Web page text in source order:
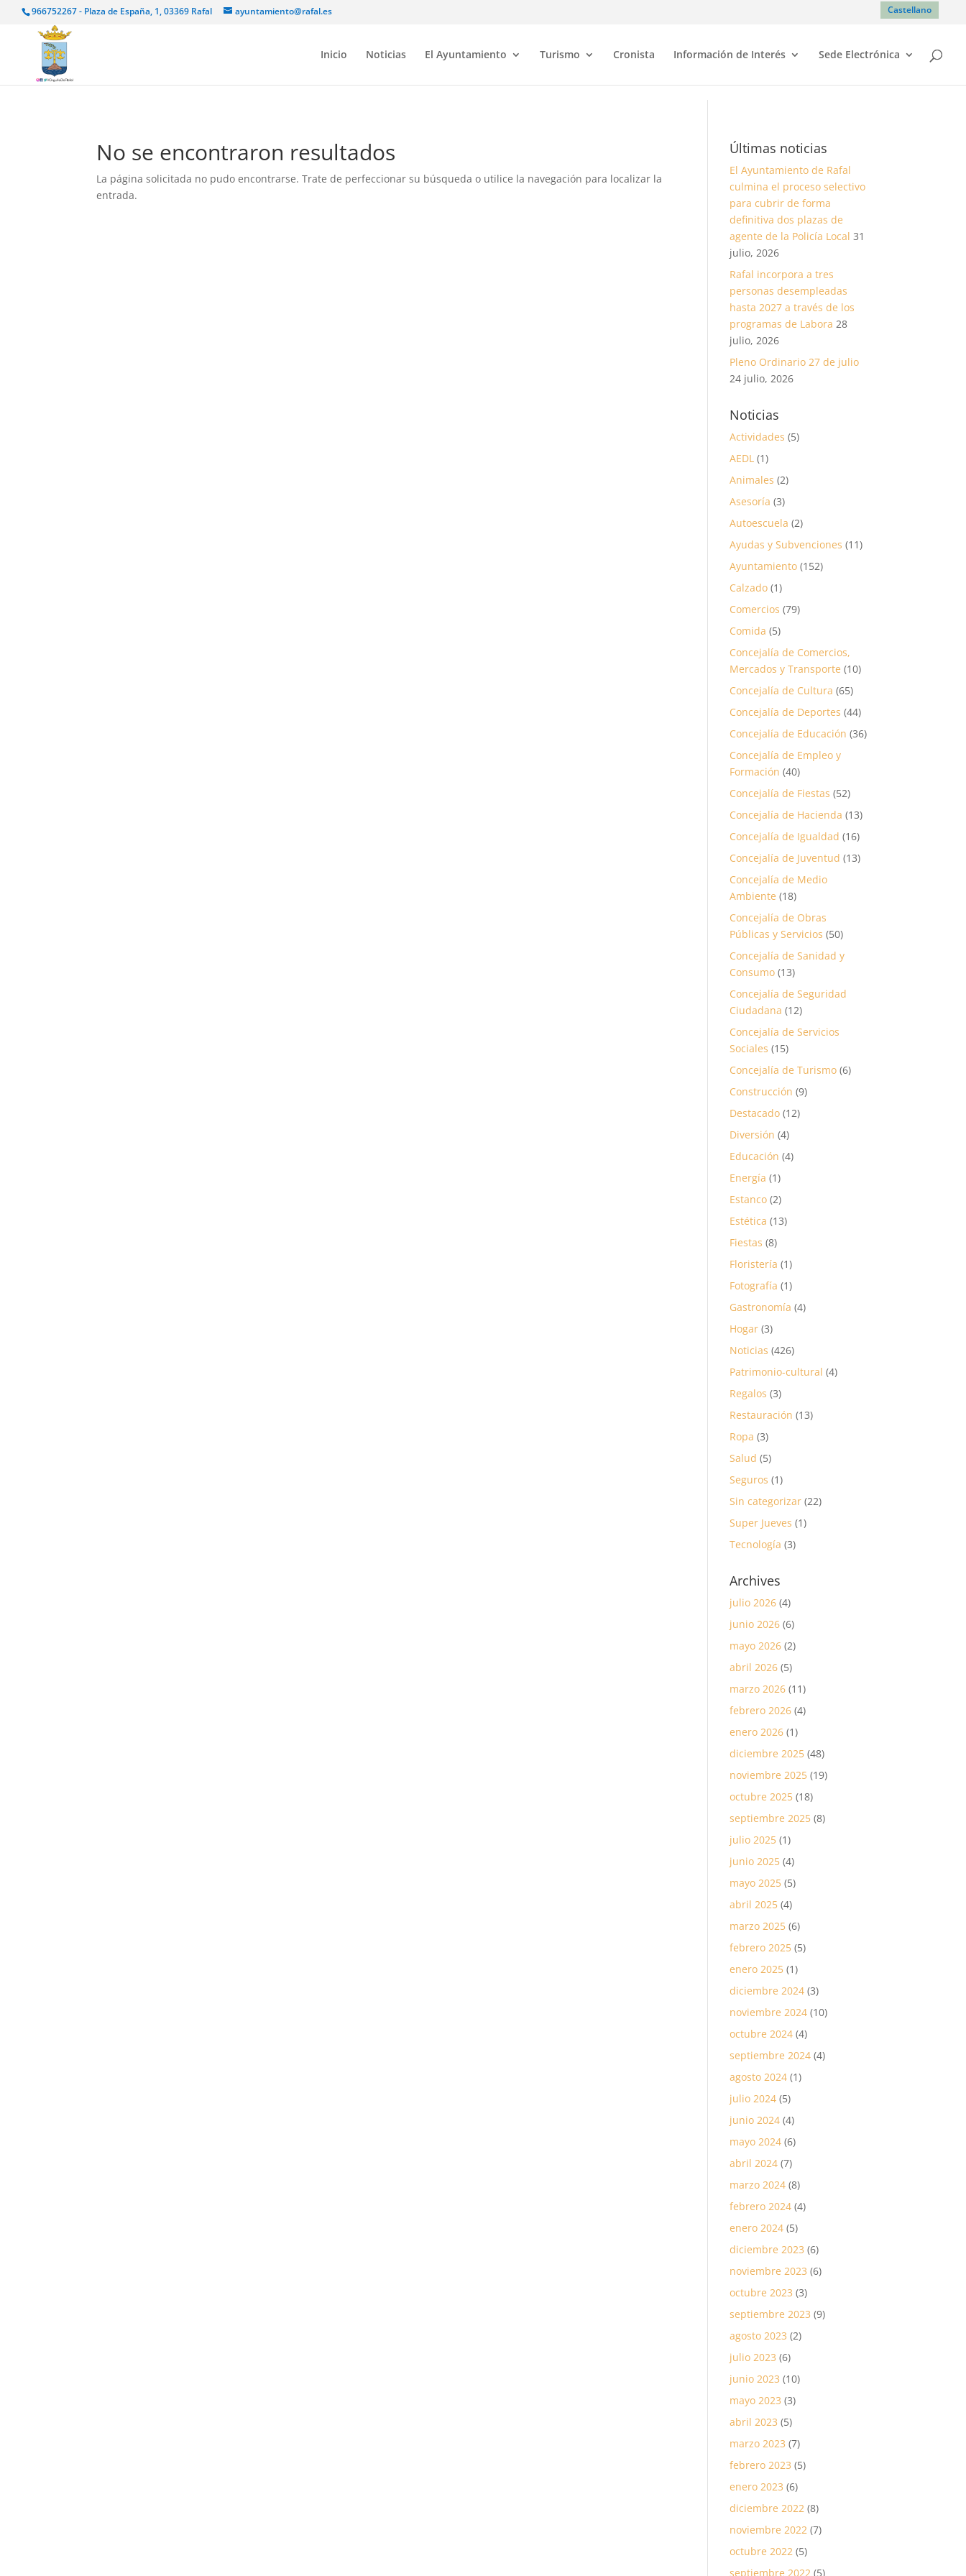
966752267 - Plaza de España, 1, 03369 Rafal ayuntamiento@rafal.es Castellano
Inicio Noticias El Ayuntamiento Turismo Cronista Información de Interés Sede Electrónica
No se encontraron resultados
La página solicitada no pudo encontrarse. Trate de perfeccionar su búsqueda o utilice la navegación para localizar la
entrada.
Últimas noticias
El Ayuntamiento de Rafal
culmina el proceso selectivo
para cubrir de forma
definitiva dos plazas de
agente de la Policía Local 31
julio, 2026
Rafal incorpora a tres
personas desempleadas
hasta 2027 a través de los
programas de Labora 28
julio, 2026
Pleno Ordinario 27 de julio
24 julio, 2026
Noticias
Actividades (5)
AEDL (1)
Animales (2)
Asesoría (3)
Autoescuela (2)
Ayudas y Subvenciones (11)
Ayuntamiento (152)
Calzado (1)
Comercios (79)
Comida (5)
Concejalía de Comercios,
Mercados y Transporte (10)
Concejalía de Cultura (65)
Concejalía de Deportes (44)
Concejalía de Educación (36)
Concejalía de Empleo y
Formación (40)
Concejalía de Fiestas (52)
Concejalía de Hacienda (13)
Concejalía de Igualdad (16)
Concejalía de Juventud (13)
Concejalía de Medio
Ambiente (18)
Concejalía de Obras
Públicas y Servicios (50)
Concejalía de Sanidad y
Consumo (13)
Concejalía de Seguridad
Ciudadana (12)
Concejalía de Servicios
Sociales (15)
Concejalía de Turismo (6)
Construcción (9)
Destacado (12)
Diversión (4)
Educación (4)
Energía (1)
Estanco (2)
Estética (13)
Fiestas (8)
Floristería (1)
Fotografía (1)
Gastronomía (4)
Hogar (3)
Noticias (426)
Patrimonio-cultural (4)
Regalos (3)
Restauración (13)
Ropa (3)
Salud (5)
Seguros (1)
Sin categorizar (22)
Super Jueves (1)
Tecnología (3)
Archives
julio 2026 (4)
junio 2026 (6)
mayo 2026 (2)
abril 2026 (5)
marzo 2026 (11)
febrero 2026 (4)
enero 2026 (1)
diciembre 2025 (48)
noviembre 2025 (19)
octubre 2025 (18)
septiembre 2025 (8)
julio 2025 (1)
junio 2025 (4)
mayo 2025 (5)
abril 2025 (4)
marzo 2025 (6)
febrero 2025 (5)
enero 2025 (1)
diciembre 2024 (3)
noviembre 2024 (10)
octubre 2024 (4)
septiembre 2024 (4)
agosto 2024 (1)
julio 2024 (5)
junio 2024 (4)
mayo 2024 (6)
abril 2024 (7)
marzo 2024 (8)
febrero 2024 (4)
enero 2024 (5)
diciembre 2023 (6)
noviembre 2023 (6)
octubre 2023 (3)
septiembre 2023 (9)
agosto 2023 (2)
julio 2023 (6)
junio 2023 (10)
mayo 2023 (3)
abril 2023 (5)
marzo 2023 (7)
febrero 2023 (5)
enero 2023 (6)
diciembre 2022 (8)
noviembre 2022 (7)
octubre 2022 (5)
septiembre 2022 (5)